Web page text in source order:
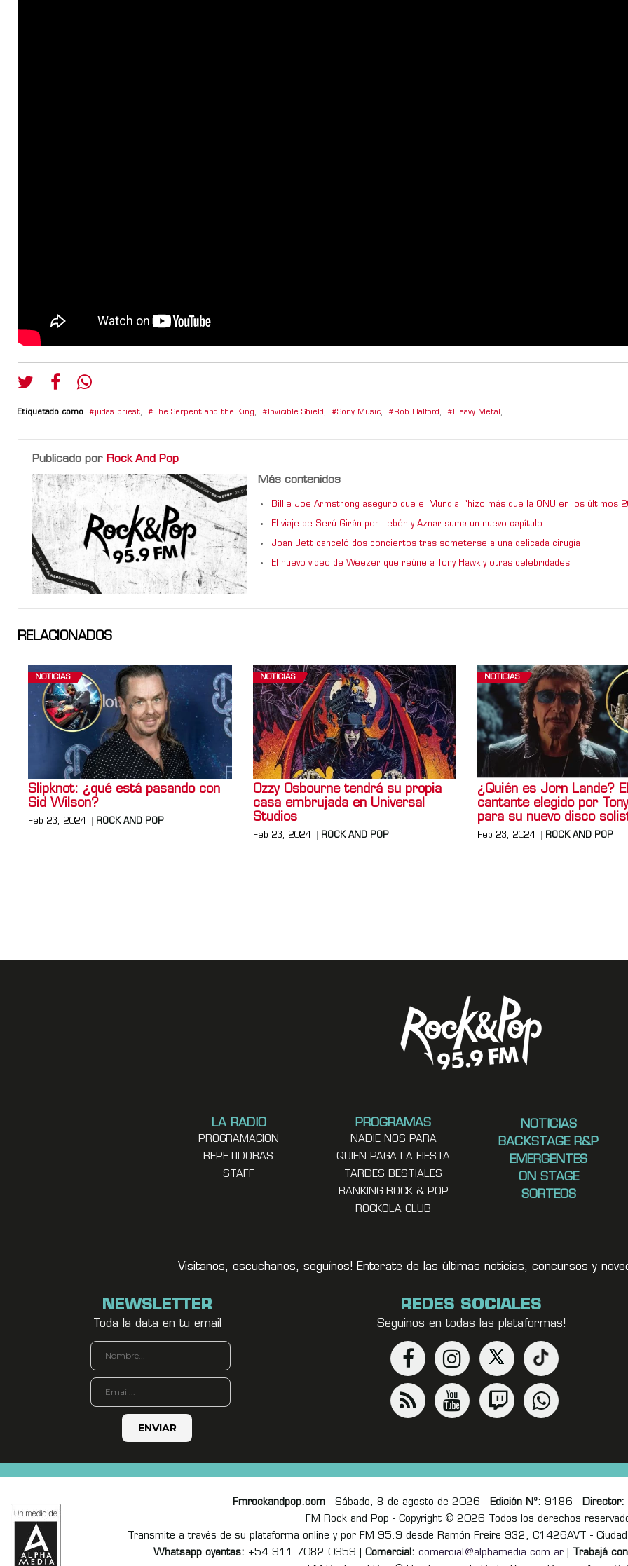
Etiquetado como judas priest, The Serpent and the King, Invicible Shield , Sony Music, Rob Halford , Heavy Metal ,
Publicado por Rock And Pop
Más contenidos
Billie Joe Armstrong aseguró que el Mundial “hizo más que la ONU en los últimos
El viaje de Serú Girán por Lebón y Aznar suma un nuevo capítulo
Joan Jett canceló dos conciertos tras someterse a una delicada cirugía
El nuevo video de Weezer que reúne a Tony Hawk y otras celebridades
RELACIONADOS
NOTICIAS
Slipknot: ¿qué está pasando con
Sid Wilson?
Feb 23, 2024 ROCK AND POP
NOTICIAS
Ozzy Osbourne tendrá su propia
casa embrujada en Universal
Studios
Feb 23, 2024 ROCK AND POP
NOTICIAS
¿Quién es Jorn Lande? El
cantante elegido por
para su nuevo disco
Feb 23, 2024 ROCK AND POP
LA RADIO
PROGRAMACION
REPETIDORAS
STAFF
PROGRAMAS
NADIE NOS PARA
QUIEN PAGA LA FIESTA
TARDES BESTIALES
RANKING ROCK & POP
ROCKOLA CLUB
NOTICIAS
BACKSTAGE R&P
EMERGENTES
ON STAGE
SORTEOS
Visitanos, escuchanos, seguínos! Enterate de las últimas noticias, concursos y
NEWSLETTER
Toda la data en tu email
REDES SOCIALES
Seguinos en todas las plataformas!
Fmrockandpop.com- Sábado, 8 de agosto de 2026 - Edición Nº: 9186 - Director:
FM Rock and Pop - Copyright © 2026 Todos los derechos
Transmite a través de su plataforma online y por FM 95.9 desde Ramón Freire 932, C1426AVT -
Whatsapp oyentes: +54 911 7082 0959 | Comercial: comercial@alphamedia.com.ar| Trabajá